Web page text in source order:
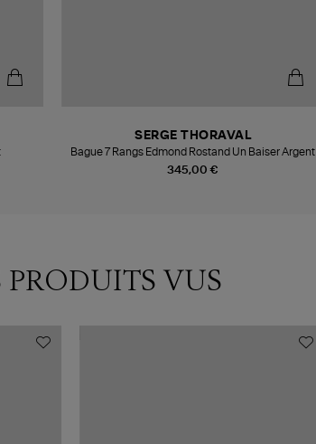
345,00 €
SERGE THORAVAL
Bague 7 Rangs Edmond Rostand Un Baiser Argent
VUS